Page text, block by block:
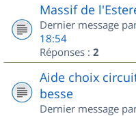
Massif de
Dernier message
18:54
Réponses : 2
Aide choix
besse
Dernier message